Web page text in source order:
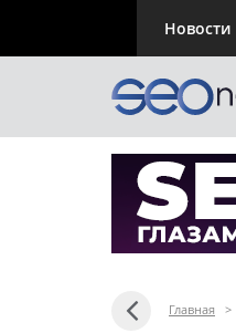
Новости
Главная >